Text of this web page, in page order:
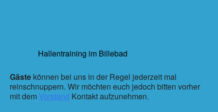
Hallentraining im Billebad
Gäste können bei uns in der Regel jederzeit mal
reinschnuppern. Wir möchten euch jedoch bitten vorher
mit dem Vorstand Kontakt aufzunehmen.